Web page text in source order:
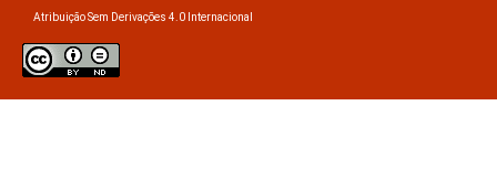
Atribuição Sem Derivações 4.0 Internacional